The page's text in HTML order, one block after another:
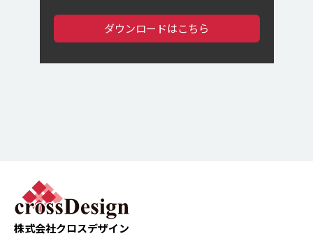
ダウンロードはこちら
株式会社クロスデザイン